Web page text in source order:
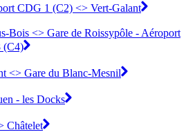
CDG 1 (C2) <> Vert-Galant
Bois <> Gare de Roissypôle - Aéroport
(C4)
<> Gare du Blanc-Mesnil
- les Docks
Châtelet